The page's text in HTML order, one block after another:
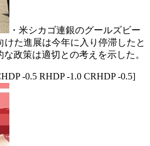
・米シカゴ連銀のグールズビー
た進展は今年に入り停滞したと
政策は適切との考えを示した。
-0.5 RHDP -1.0 CRHDP -0.5]